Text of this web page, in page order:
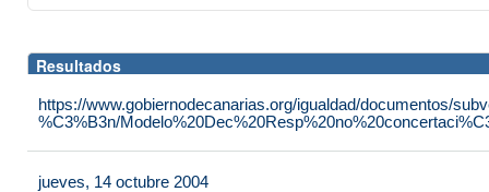
Resultados
https://www.gobiernodecanarias.org/igualdad/documentos/
%C3%B3n/
jueves, 14 octubre 2004